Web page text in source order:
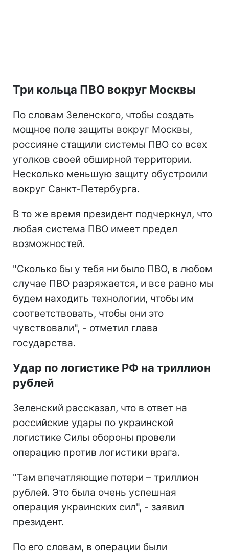
Три кольца ПВО вокруг Москвы
По словам Зеленского, чтобы создать
мощное поле защиты вокруг Москвы,
россияне стащили системы ПВО со всех
уголков своей обширной территории.
Несколько меньшую защиту обустроили
вокруг Санкт-Петербурга.
В то же время президент подчеркнул, что
любая система ПВО имеет предел
возможностей.
"Сколько бы у тебя ни было ПВО, в любом
случае ПВО разряжается, и все равно мы
будем находить технологии, чтобы им
соответствовать, чтобы они это
чувствовали", - отметил глава
государства.
Удар по логистике РФ на триллион
рублей
Зеленский рассказал, что в ответ на
российские удары по украинской
логистике Силы обороны провели
операцию против логистики врага.
"Там впечатляющие потери – триллион
рублей. Это была очень успешная
операция украинских сил", - заявил
президент.
По его словам, в операции были